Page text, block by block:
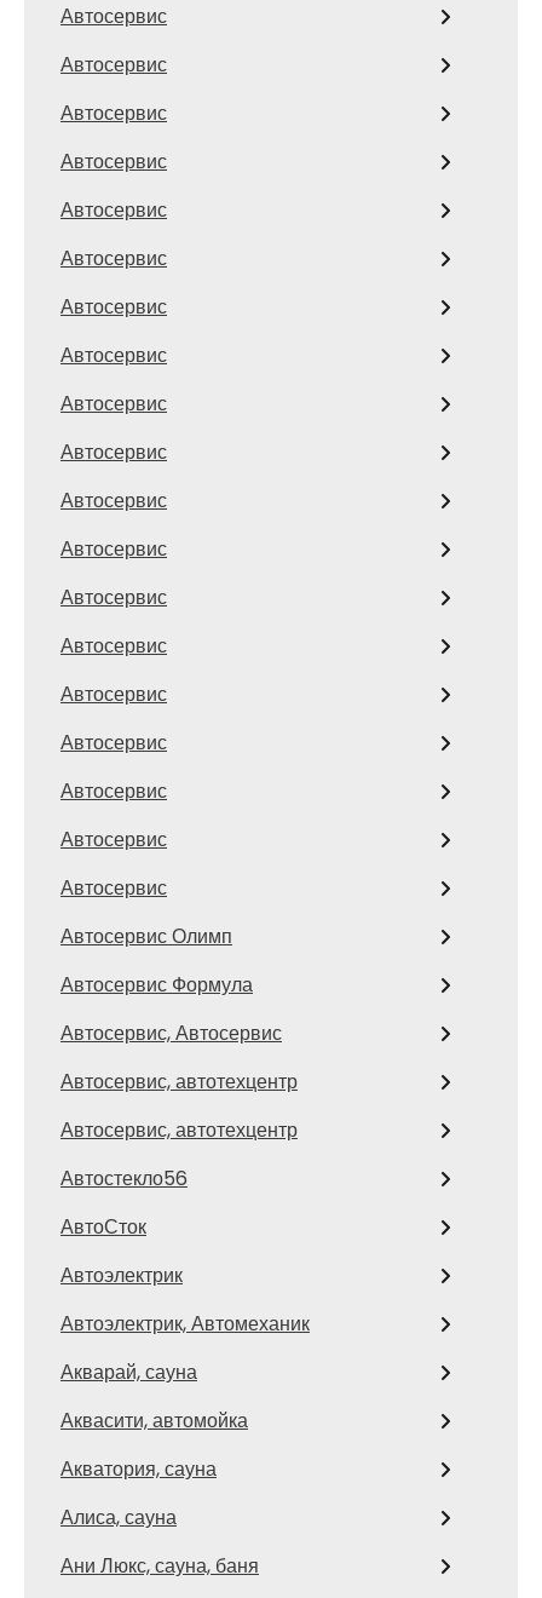
Автосервис
Автосервис
Автосервис
Автосервис
Автосервис
Автосервис
Автосервис
Автосервис
Автосервис
Автосервис
Автосервис
Автосервис
Автосервис
Автосервис
Автосервис
Автосервис
Автосервис
Автосервис
Автосервис
Автосервис Олимп
Автосервис Формула
Автосервис, Автосервис
Автосервис, автотехцентр
Автосервис, автотехцентр
Автостекло56
АвтоСток
Автоэлектрик
Автоэлектрик, Автомеханик
Акварай, сауна
Аквасити, автомойка
Акватория, сауна
Алиса, сауна
Ани Люкс, сауна, баня